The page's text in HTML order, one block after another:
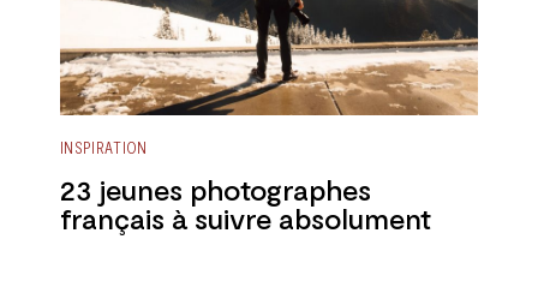
INSPIRATION
23 jeunes photographes
français à suivre absolument